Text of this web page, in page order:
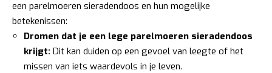
een parelmoeren sieradendoos en hun mogelijke
betekenissen:
Dromen dat je een lege parelmoeren sieradendoos
krijgt: Dit kan duiden op een gevoel van leegte of het
missen van iets waardevols in je leven.